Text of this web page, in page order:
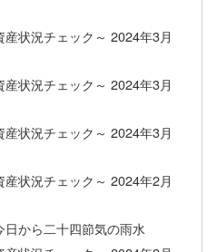
状況チェック～ 2024年3月
状況チェック～ 2024年3月
状況チェック～ 2024年3月
状況チェック～ 2024年2月
から二十四節気の雨水